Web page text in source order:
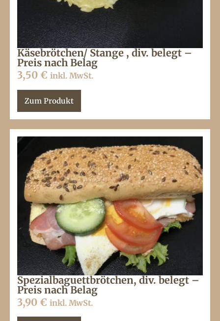
Käsebrötchen/ Stange , div. belegt –
Preis nach Belag
3,50 € inkl. MwSt.
Zum Produkt
Spezialbaguettbrötchen, div. belegt –
Preis nach Belag
3,90 € inkl. MwSt.